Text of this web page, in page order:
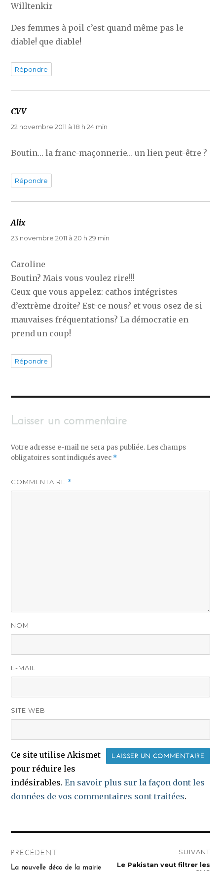
Willtenkir
Des femmes à poil c’est quand même pas le
diable! que diable!
Répondre
CVVdit :
22 novembre 2011 à 18 h 24 min
Boutin… la franc-maçonnerie… un lien peut-être ?
Répondre
Alix
23 novembre 2011 à 20 h 29 min
Caroline
Boutin? Mais vous voulez rire!!!
Ceux que vous appelez: cathos intégristes
d’extrème droite? Est-ce nous? et vous osez de si
mauvaises fréquentations? La démocratie en
prend un coup!
Répondre
Laisser un commentaire
Votre adresse e-mail ne sera pas publiée. Les champs
obligatoires sont indiqués avec *
COMMENTAIRE *
NOM
E-MAIL
SITE WEB
Ce site utilise Akismet
pour réduire les
indésirables.En savoir plus sur la façon dont les
données de vos commentaires sont traitées.
de
PRÉCÉDENT
Publication
La nouvelle déco de la mairie
SUIVANT
Publication
Le Pakistan veut filtrer les